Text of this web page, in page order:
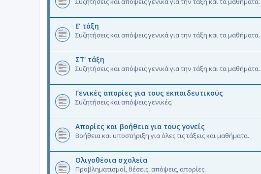
Ε' τάξη
Συζητήσεις και απόψεις γενικά για την τάξη και τα μαθήματα.
ΣΤ' τάξη
Συζητήσεις και απόψεις γενικά για την τάξη και τα μαθήματα.
Γενικές απορίες για τους εκπαιδευτικούς
Συζητήσεις και απόψεις γενικές.
Απορίες και βοήθεια για τους γονείς
Βοήθεια και υποστήριξη για όλες τις τάξεις και μαθήματα.
Ολιγοθέσια σχολεία
Προβληματισμοί, θέσεις, απόψεις, απορίες.